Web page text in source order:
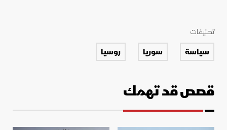
تصنيفات
سياسة سوريا روسيا
قصص قد تهمك